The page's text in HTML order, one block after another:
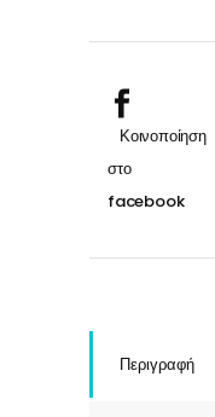
quantity
Περιγραφή